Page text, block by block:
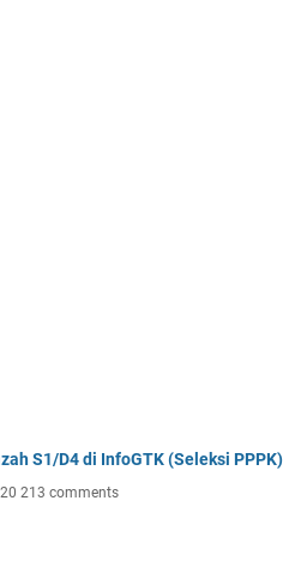
S1/D4 di InfoGTK (Seleksi PPPK)
213 comments